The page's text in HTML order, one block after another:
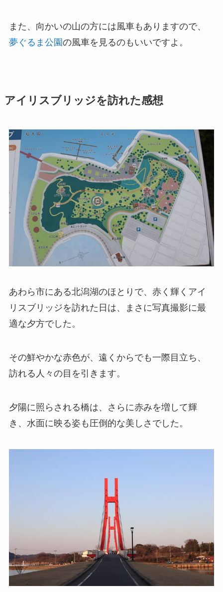
また、向かいの山の方には風車もありますので、
夢ぐるま公園の風車を見るのもいいですよ。
アイリスブリッジを訪れた感想
あわら市にある北潟湖のほとりで、赤く輝くアイ
リスブリッジを訪れた日は、まさに写真撮影に最
適な夕方でした。
その鮮やかな赤色が、遠くからでも一際目立ち、
訪れる人々の目を引きます。
夕陽に照らされる橋は、さらに赤みを増して輝
き、水面に映る姿も圧倒的な美しさでした。